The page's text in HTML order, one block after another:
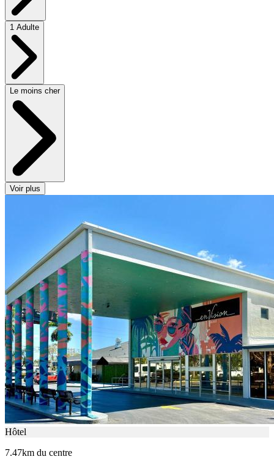
1 Adulte
Le moins cher
Voir plus
Hôtel
7.47km du centre